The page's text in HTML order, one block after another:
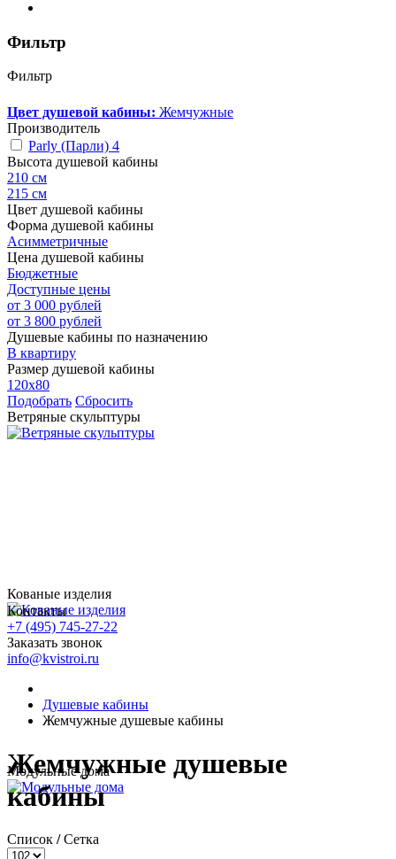
Фильтр
Фильтр
Цвет душевой кабины: Жемчужные
Производитель
Parly (Парли) 4
Высота душевой кабины
210 см
215 см
Цвет душевой кабины
Форма душевой кабины
Асимметричные
Цена душевой кабины
Бюджетные
Доступные цены
от 3 000 рублей
от 3 800 рублей
Душевые кабины по назначению
В квартиру
Размер душевой кабины
120x80
Подобрать Сбросить
Ветряные скульптуры
Кованые изделия
Модульные дома
Контакты
+7 (495) 745-27-22
Заказать звонок
info@kvistroi.ru
Душевые кабины
Жемчужные душевые кабины
Жемчужные душевые
кабины
Список / Сетка